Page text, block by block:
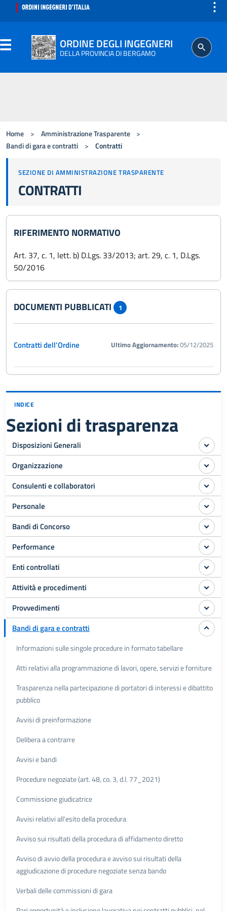
⋮
ORDINE DEGLI INGEGNERI
DELLA PROVINCIA DI BERGAMO
ISCRITTO
PROFESSIONE
Home > Amministrazione Trasparente
>
Bandi di gara e contratti
> Contratti
SEZIONE DI AMMINISTRAZIONE TRASPARENTE
CONTRATTI
RIFERIMENTO NORMATIVO
Art. 37, c. 1, lett. b) D.Lgs. 33/2013; art. 29, c. 1, D.Lgs.
50/2016
DOCUMENTI PUBBLICATI 1
Contratti dell’Ordine Ultimo Aggiornamento:05/12/2025
INDICE
Sezioni di trasparenza
Disposizioni Generali
Organizzazione
Consulenti e collaboratori
Personale
Bandi di Concorso
Performance
Enti controllati
Attività e procedimenti
Provvedimenti
Bandi di gara e contratti
Informazioni sulle singole procedure in formato tabellare
Atti relativi alla programmazione di lavori, opere, servizi e forniture
Trasparenza nella partecipazione di portatori di interessi e dibattito
pubblico
Avvisi di preinformazione
Delibera a contrarre
Avvisi e bandi
Procedure negoziate (art. 48, co. 3, d.l. 77_2021)
Commissione giudicatrice
Avvisi relativi all'esito della procedura
Avviso sui risultati della procedura di affidamento diretto
Avviso di avvio della procedura e avviso sui risultati della
aggiudicazione di procedure negoziate senza bando
Verbali delle commissioni di gara